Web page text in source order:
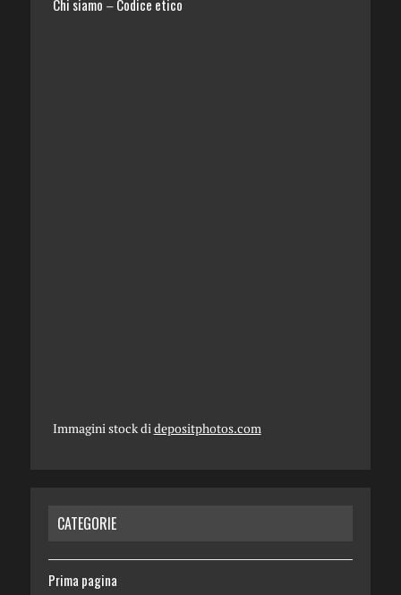
Chi siamo – Codice etico
Immagini stock didepositphotos.com
CATEGORIE
Prima pagina